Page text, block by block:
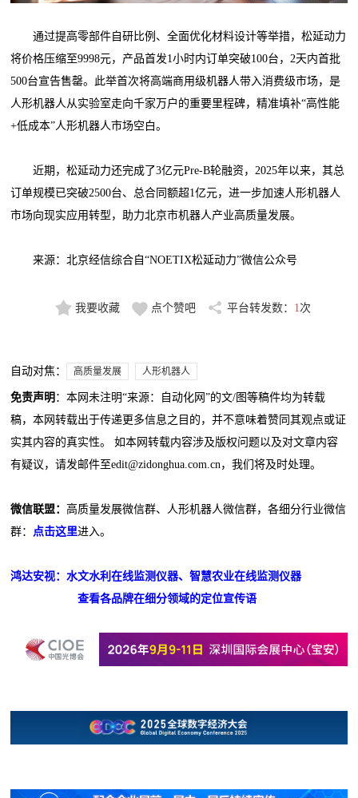
通过提高零部件自研比例、全面优化材料设计等举措，松延动力
将价格压缩至9998元，产品首发1小时内订单突破100台，2天内首批
500台宣告售罄。此举首次将高端商用级机器人带入消费级市场，是
人形机器人从实验室走向千家万户的重要里程碑，精准填补“高性能
+低成本”人形机器人市场空白。
近期，松延动力还完成了3亿元Pre-B轮融资，2025年以来，其总
订单规模已突破2500台、总合同额超1亿元，进一步加速人形机器人
市场向现实应用转型，助力北京市机器人产业高质量发展。
来源：北京经信综合自“NOETIX松延动力”微信公众号
我要收藏 点个赞吧 平台转发数： 1 次
自动对焦： 高质量发展 人形机器人
免责声明 ：本网未注明“来源：自动化网”的文/图等稿件均为转载
稿，本网转载出于传递更多信息之目的，并不意味着赞同其观点或证
实其内容的真实性。 如本网转载内容涉及版权问题以及对文章内容
有疑议，请发邮件至edit@zidonghua.com.cn，我们将及时处理。
微信联盟：高质量发展微信群、人形机器人微信群，各细分行业微信
群：
点击这里进入。
鸿达安视：水文水利在线监测仪器、智慧农业在线监测仪器
查看各品牌在细分领域的定位宣传语